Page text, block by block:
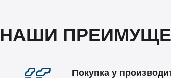
НАШИ
Покупка у